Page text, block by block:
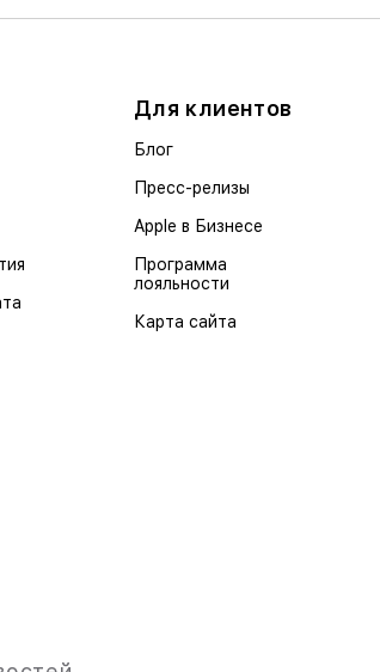
Для клиентов
Блог
Пресс-релизы
Apple в Бизнесе
Программа
лояльности
Карта сайта